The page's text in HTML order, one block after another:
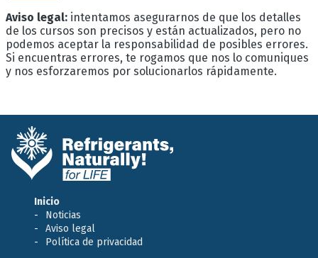
Aviso legal: intentamos asegurarnos de que los detalles
de los cursos son precisos y están actualizados, pero no
podemos aceptar la responsabilidad de posibles errores.
Si encuentras errores, te rogamos que nos lo comuniques
y nos esforzaremos por solucionarlos rápidamente.
Inicio
Noticias
Aviso legal
Política de privacidad